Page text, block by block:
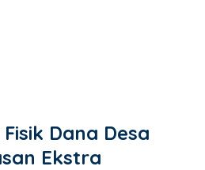
Dana Desa
Ekstra